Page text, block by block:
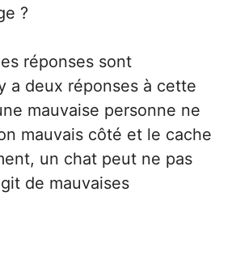
?
réponses sont
a deux réponses à cette
mauvaise personne ne
mauvais côté et le cache
un chat peut ne pas
de mauvaises